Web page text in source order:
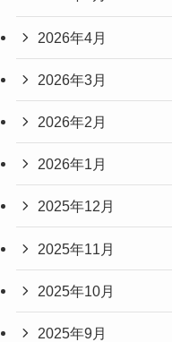
2026年4月
2026年3月
2026年2月
2026年1月
2025年12月
2025年11月
2025年10月
2025年9月